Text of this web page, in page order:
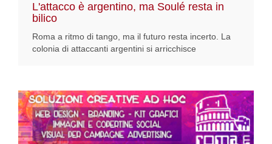
L'attacco è argentino, ma Soulé resta in
bilico
Roma a ritmo di tango, ma il futuro resta incerto. La
colonia di attaccanti argentini si arricchisce